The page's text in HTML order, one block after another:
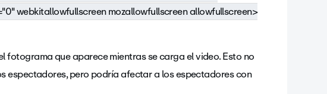
webkitallowfullscreen mozallowfullscreen allowfullscreen>
fotograma que aparece mientras se carga el video. Esto no
espectadores, pero podría afectar a los espectadores con